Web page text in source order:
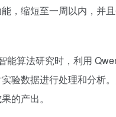
，缩短至一周以内，并
算法研究时，利用
验数据进行处理和分析
的产出。​